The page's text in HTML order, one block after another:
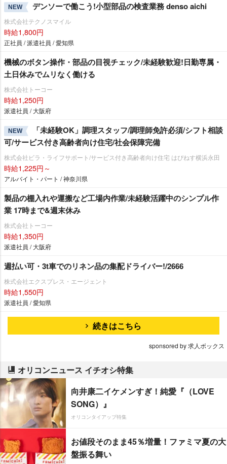
NEW デンソーで働こう!小型部品の検査業務 denso aichi
株式会社テクノスマイル
時給1,800円
正社員 / 派遣社員 / 愛知県
機械のボタン操作・部品の目視チェック/未経験歓迎!日勤専属・
土日休みでムリなく働ける
株式会社トーコー
時給1,250円
派遣社員 / 大阪府
NEW
「未経験OK」調理スタッフ/調理師免許必須/シフト相談
可/サービス付き高齢者向け住宅/社会保障完備
株式会社ビラ・ライフサポート/サービス付き高齢者向け住宅 はぴねす横浜永田
時給1,225円～
アルバイト・パート / 神奈川県
製品の棚入れや運搬など工場内作業/未経験活躍中のシンプル作
業 17時まで&週末休み
株式会社トーコー
時給1,350円
派遣社員 / 大阪府
週払い可・3t車でのリネン品の集配ドライバー!/2666
株式会社エクスプレス・エージェント
時給1,550円
派遣社員 / 愛知県
続きはこちら
sponsored by 求人ボックス
オリコンニュース イチオシ特集
向井康二イケメンすぎ！純愛『（LOVE
SONG）』
オリコンタイアップ特集
お値段そのまま45％増量！ファミマ夏の大
盤振る舞い